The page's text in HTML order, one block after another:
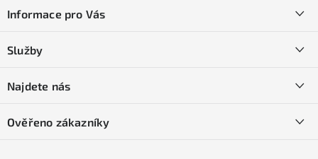
pInformace pro Vás
Obchodní podmínky
Podmínky GDPR
Služby
Naše prodejna
Najdete nás
Ověřeno zákazníky